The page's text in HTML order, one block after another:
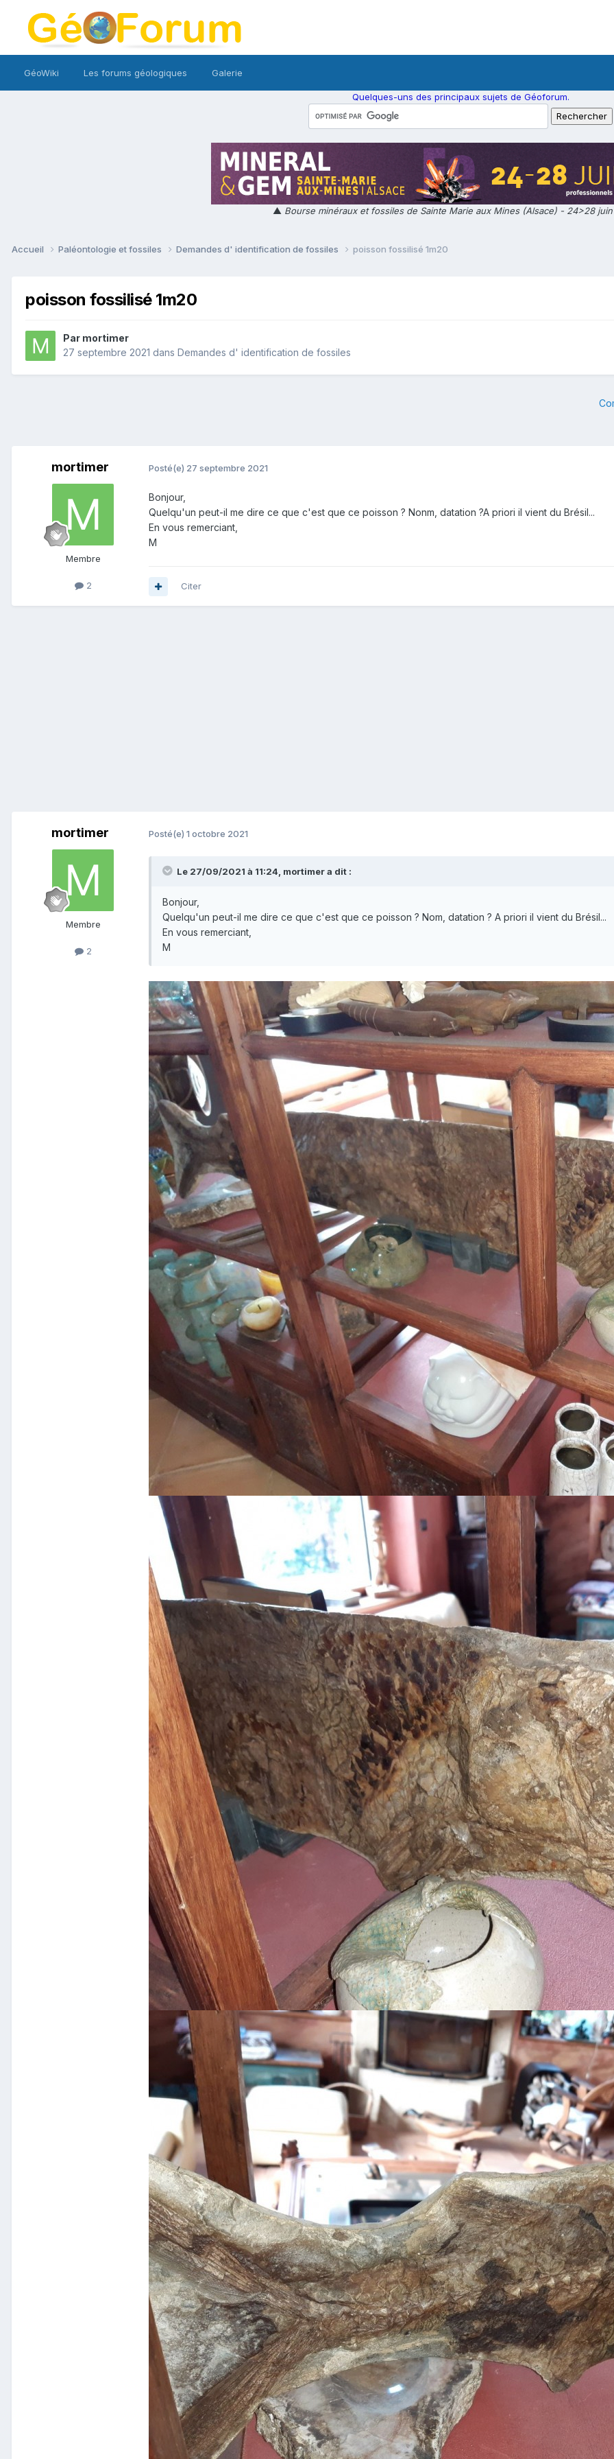
GéoWiki Les forums géologiques Galerie
Quelques-uns des principaux sujets de Géoforum.
▲ Bourse minéraux et fossiles de Sainte Marie aux Mines (Alsace) - 24>28
Accueil Paléontologie et fossiles Demandes d' identification de fossiles poisson fossilisé 1m20
poisson fossilisé 1m20
Par mortimer
27 septembre 2021 dans Demandes d' identification de fossiles
mortimer
Membre
2
Posté(e) 27 septembre 2021
Bonjour,
Quelqu'un peut-il me dire ce que c'est que ce poisson ? Nonm, datation ?A priori il vient du Brésil...
En vous remerciant,
M
Citer
mortimer
Membre
2
Posté(e) 1 octobre 2021
Le 27/09/2021 à 11:24, mortimera dit :
Bonjour,
Quelqu'un peut-il me dire ce que c'est que ce poisson ? Nom, datation ? A priori il vient du Brésil...
En vous remerciant,
M